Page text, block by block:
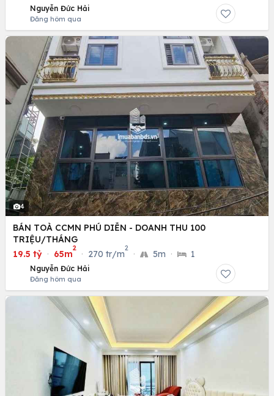
Nguyễn Đức Hải
Đăng hôm qua
4
BÁN TOÀ CCMN PHÚ DIỄN - DOANH THU 100
TRIỆU/THÁNG
19.5 tỷ · 65m
2
· 270 tr/m
2
· 5m · 1
Nguyễn Đức Hải
Đăng hôm qua